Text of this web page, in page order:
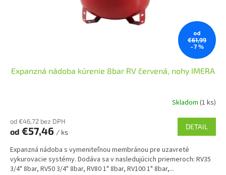
od
€61,99
–7 %
Expanzná nádoba kúrenie 8bar RV červená, nohy IMERA
Skladom (1 ks)
od €46,72 bez DPH
od €57,46 / ks
DETAIL
Expanzná nádoba s vymeniteľnou membránou pre uzavreté
vykurovacie systémy. Dodáva sa v nasledujúcich priemeroch: RV35
3/4" 8bar, RV50 3/4" 8bar, RV80 1" 8bar, RV100 1" 8bar,...